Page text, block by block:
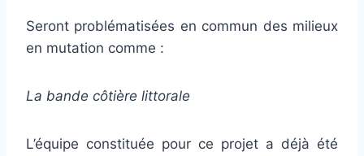
Seront problématisées en commun des milieux
en mutation comme :
La bande côtière littorale
L’équipe constituée pour ce projet a déjà été